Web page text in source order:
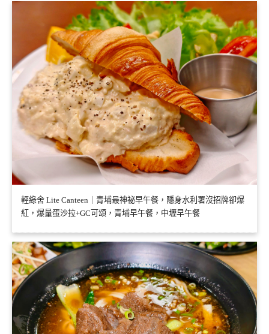
輕綠舍 Lite Canteen｜青埔最神祕早午餐，隱身水利署沒招牌卻爆
紅，爆量蛋沙拉+GC可頌，青埔早午餐，中壢早午餐